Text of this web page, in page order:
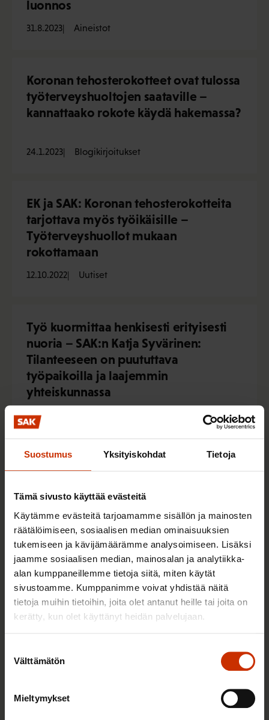
Suostumus Yksityiskohdat Tietoja
Tämä sivusto käyttää evästeitä
Käytämme evästeitä tarjoamamme sisällön ja mainosten
räätälöimiseen, sosiaalisen median ominaisuuksien
tukemiseen ja kävijämäärämme analysoimiseen. Lisäksi
jaamme sosiaalisen median, mainosalan ja analytiikka-
alan kumppaneillemme tietoja siitä, miten käytät
sivustoamme. Kumppanimme voivat yhdistää näitä
tietoja muihin tietoihin, joita olet antanut heille tai joita on
kerätty, kun olet käyttänyt heidän palvelujaan.
valinta
Välttämätön
Mieltymykset
luonnos
31.8.2023 Aineistot
Koronan tehosterokotteet ovat tulossa
työterveyshuoltojen saataville –
kannattaako rokote käydä hakemassa?
24.1.2023 Blogikirjoitukset
EK ja SAK: Koronan tehosterokotteita
tarjottava myös työikäisille –
Työterveyshuollot mukaan
rokottamaan
12.10.2022 Uutiset
Työ kuormittaa henkisesti erityisesti
nuoria – SAK:n Katja Syvärinen:
Tilanteeseen on puututtava
työpaikoilla ja laajemmin
yhteiskunnassa
11.10.2022
Lausuntopyyntö hallituksen
tartuntatautilain väliaikaisesta
muuttamisesta
Aineistot
Työmarkkinoiden keskusjärjestöt:
Koronapandemia kuormittaa
jatkossakin työpaikkoja
Työelämän koronapassi